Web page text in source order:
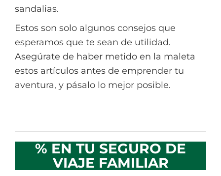
sandalias.
Estos son solo algunos consejos que
esperamos que te sean de utilidad.
Asegúrate de haber metido en la maleta
estos artículos antes de emprender tu
aventura, y pásalo lo mejor posible.
% EN TU SEGURO DE
VIAJE FAMILIAR